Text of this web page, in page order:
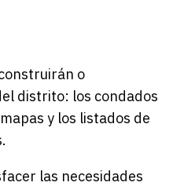
o
distrito: los condados
y los listados de
las necesidades